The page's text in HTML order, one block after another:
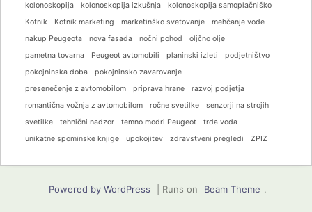
kolonoskopija
kolonoskopija izkušnja
kolonoskopija samoplačniško
Kotnik
Kotnik marketing marketinško svetovanje
mehčanje vode
nakup Peugeota
nova fasada nočni pohod
oljčno olje
pametna tovarna
Peugeot avtomobili planinski izleti
podjetništvo
pokojninska doba
pokojninsko zavarovanje
presenečenje z avtomobilom
priprava hrane
razvoj podjetja
romantična vožnja z avtomobilom
ročne svetilke
senzorji na strojih
svetilke
tehnični nadzor temno modri Peugeot
trda voda
unikatne spominske knjige
upokojitev zdravstveni pregledi ZPIZ
Powered by WordPress Runs on Beam Theme .